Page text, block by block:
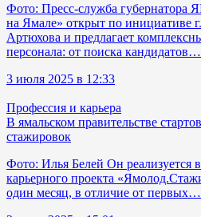
Фото: Пресс-служба губернатора
на Ямале» открыт по инициативе
Артюхова и предлагает
персонала: от поиска кандидатов…
3 июля 2025 в 12:33
Профессия и карьера
В ямальском правительстве
стажировок
Фото: Илья Белей Он реализуется
карьерного проекта
один месяц, в отличие от первых…